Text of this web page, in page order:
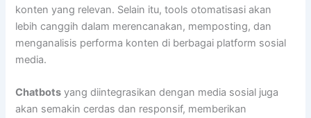
konten yang relevan. Selain itu, tools otomatisasi akan
lebih canggih dalam merencanakan, memposting, dan
menganalisis performa konten di berbagai platform sosial
media.
Chatbots yang diintegrasikan dengan media sosial juga
akan semakin cerdas dan responsif, memberikan